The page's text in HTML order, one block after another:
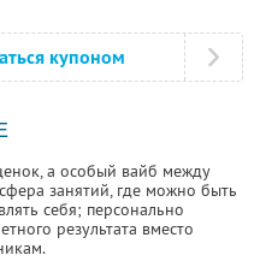
купоном
а особый вайб между
занятий, где можно быть
себя; персонально
результата вместо